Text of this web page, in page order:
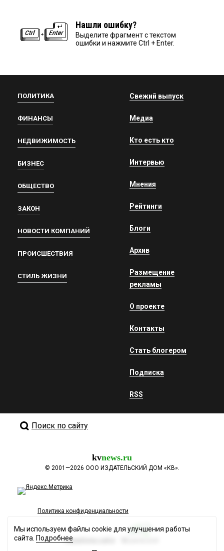
Нашли ошибку?
Выделите фрагмент с текстом
ошибки и нажмите Ctrl + Enter.
ПОЛИТИКА
ФИНАНСЫ
НЕДВИЖИМОСТЬ
БИЗНЕС
ОБЩЕСТВО
ЗАКОН
НОВОСТИ КОМПАНИЙ
ПРОИСШЕСТВИЯ
СТИЛЬ ЖИЗНИ
Свежий выпуск
Медиа
Кто есть кто
Интервью
Мнения
Рейтинги
Блоги
Архив
Размещение
рекламы
О проекте
Контакты
Стать блогером
Подписка
RSS
Поиск по сайту
kvnews.ru
© 2001—2026 ООО ИЗДАТЕЛЬСКИЙ ДОМ «КВ».
Политика конфиденциальности
Разработка сайта
Мы используем файлы cookie для улучшения работы
сайта. Подробнее